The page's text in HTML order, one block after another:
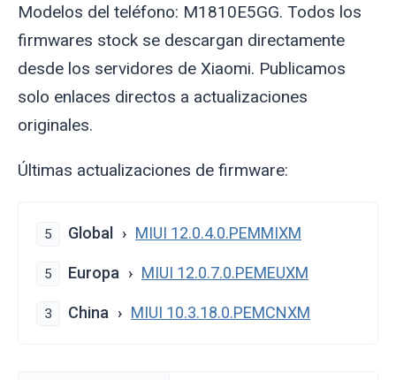
Modelos del teléfono: M1810E5GG. Todos los
firmwares stock se descargan directamente
desde los servidores de Xiaomi. Publicamos
solo enlaces directos a actualizaciones
originales.
Últimas actualizaciones de firmware:
5 Global MIUI 12.0.4.0.PEMMIXM
5 Europa MIUI 12.0.7.0.PEMEUXM
3 China MIUI 10.3.18.0.PEMCNXM